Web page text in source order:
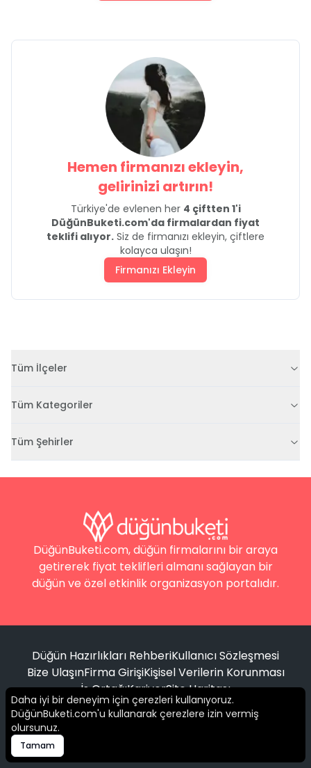
Hemen firmanızı ekleyin,
gelirinizi artırın!
Türkiye'de evlenen her 4 çiftten 1'i
DüğünBuketi.com'da firmalardan fiyat
teklifi alıyor. Siz de firmanızı ekleyin, çiftlere
kolayca ulaşın!
Firmanızı Ekleyin
Tüm İlçeler
Tüm Kategoriler
Tüm Şehirler
Filtrele
DüğünBuketi.com, düğün firmalarını bir araya
getirerek fiyat teklifleri almanı sağlayan bir
düğün ve özel etkinlik organizasyon portalıdır.
Düğün Hazırlıkları RehberiKullanıcı Sözleşmesi
Bize UlaşınFirma GirişiKişisel Verilerin Korunması
İş OrtağıKariyerSite Haritası
© 2016 -
Daha iyi bir deneyim için çerezleri kullanıyoruz.
DüğünBuketi.com'u kullanarak çerezlere izin vermiş
olursunuz.
Tamam